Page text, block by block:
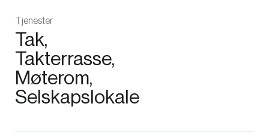
Tjenester
Tak,
Takterrasse,
Møterom,
Selskapslokale